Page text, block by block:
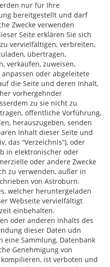
nur für Ihre
bereitgestellt und darf
Zwecke verwenden
Seite erklären Sie sich
vervielfältigen, verbreiten,
übertragen,
verkaufen, zuweisen,
oder abgeleitete
die Seite und deren Inhalt,
vorhergehnder
zu sie nicht zu
öffentliche Vorführung,
herauszugeben, senden
Inhalt dieser Seite und
das “Verzeichnis“), oder
in elektronischer oder
oder andere Zwecke
zu verwenden, außer in
von Astroburn.
welcher heruntergeladen
Webseite vervielfältigt
einbehalten.
oder anderen Inhalts des
dieser Daten udn
Sammlung, Datenbank
Genehmigung von
ist verboten und